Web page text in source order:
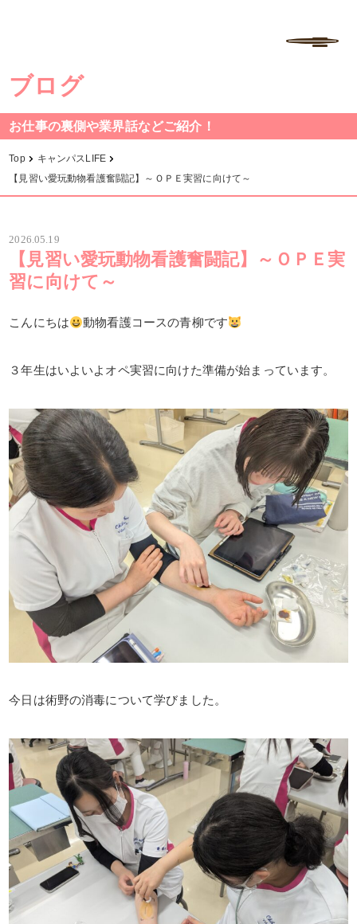
学校法人中村学園 専門学校ちば愛犬動物フラワー学園
MENU
ブログ
お仕事の裏側や業界話などご紹介！
Top
キャンパスLIFE
【見習い愛玩動物看護奮闘記】～ＯＰＥ実習に向けて～
2026.05.19
【見習い愛玩動物看護奮闘記】～ＯＰＥ実
習に向けて～
こんにちは 動物看護コースの青柳です
３年生はいよいよオペ実習に向けた準備が始まっています。
今日は術野の消毒について学びました。